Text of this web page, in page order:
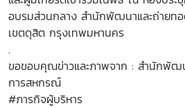
อบรมส่วนกลาง สำนักพัฒนาและถ่ายท
เขตดุสิต กรุงเทพมหานคร
.
ขอขอบคุณข่าวและภาพจาก : สำนักพัฒน
การสหกรณ์
#ภารกิจผู้บริหาร